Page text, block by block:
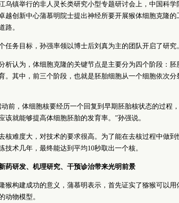
乌镇举行的非人灵长类研究小型专题研讨会上，中国科学
越创新中心蒲慕明院士提出神经所要开展猴体细胞克隆
路。
任务目标，孙强率领以博士后刘真为主的团队开启了研究
析认为，体细胞克隆的关键节点是主要分为四个阶段：
。其中，前三个阶段，也就是胚胎细胞从一个细胞依次分
动前，体细胞核要经历一个回复到早期胚胎核状态的过程
该就能够提高体细胞胚胎的发育率。”孙强说。
核难度大，对技术的要求很高。为了能在去核过程中做到
技术几年，最终能达到平均10秒取出一个核。
药研发、机理研究、干预诊治带来光明前景
猴构建成功的意义，蒲慕明表示，首先证实了猕猴可以
动物模型。